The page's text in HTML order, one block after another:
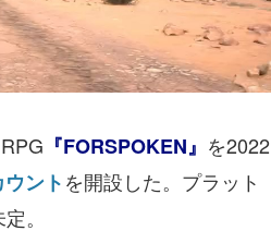
『FORSPOKEN』 を2022
ントを開設した。プラット
。